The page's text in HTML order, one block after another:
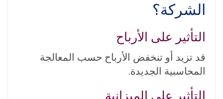
الشركة؟
التأثير على الأرباح
قد تزيد أو تنخفض الأرباح حسب المعالجة
المحاسبية الجديدة.
التأثير على الميزانية